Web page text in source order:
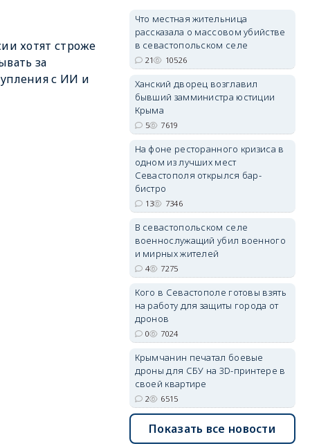
хотят строже
за
с ИИ и
erid: 2SDnjdPjgYS
erid: 2SDnjdvhGXG
Что местная жительница
рассказала о массовом убийстве
в севастопольском селе
21 10526
Ханский дворец возглавил
бывший замминистра юстиции
Крыма
5 7619
На фоне ресторанного кризиса в
одном из лучших мест
Севастополя открылся бар-
бистро
13 7346
В севастопольском селе
военнослужащий убил военного
и мирных жителей
4 7275
Кого в Севастополе готовы взять
на работу для защиты города от
дронов
0 7024
Крымчанин печатал боевые
дроны для СБУ на 3D-принтере в
своей квартире
2 6515
Показать все новости